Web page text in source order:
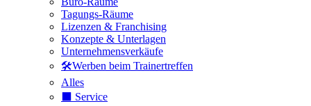
Tagungs-Räume
Lizenzen & Franchising
Konzepte & Unterlagen
Unternehmensverkäufe
🛠️Werben beim Trainertreffen
Alles
⬛️ Service